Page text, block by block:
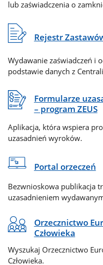
lub zaświadczenia o
Rejestr
Wydawanie zaświadczeń i
podstawie danych z
Formularze
– program ZEUS
Aplikacja, która wspiera
uzasadnień wyroków.
Portal orzeczeń
Bezwnioskowa publikacja
uzasadnieniem
Orzecznictwo
Człowieka
Wyszukaj Orzecznictwo
Człowieka.